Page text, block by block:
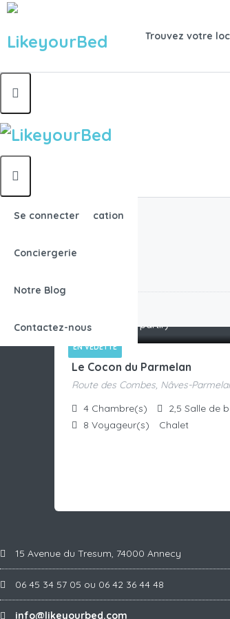
Trouvez votre
Trouvez votre location
Conciergerie
Notre Blog
Contactez-nous
Se connecter
Accueil
Air de jeux
1 location
EN VEDETTE
/nuit (à partir)
Le Cocon du Parmelan
Route des Combes, Nâves-
4 Chambre(s) 2,5 Salle de
8 Voyageur(s) Chalet
15 Avenue du Tresum, 74000 Annecy
06 45 34 57 05 ou 06 42 36 44 48
info@likeyourbed.com